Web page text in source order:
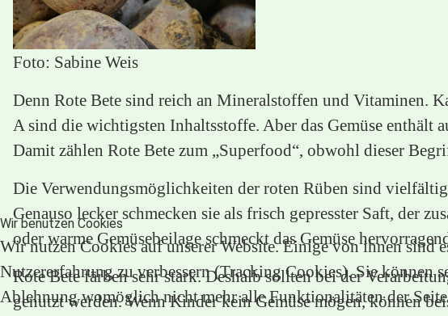
Foto: Sabine Weis
Denn Rote Bete sind reich an Mineralstoffen und Vitaminen.
A sind die wichtigsten Inhaltsstoffe. Aber das Gemüse
Damit zählen Rote Bete zum „Superfood“, obwohl dieser
Die Verwendungsmöglichkeiten der roten Rüben sind
Genauso lecker schmecken sie als frisch gepresster Saft, der
oder warme Gemüsebeilage schmeckt das Gemüse
Rote Bete färben sehr stark. Deshalb sollten bei der
genutzt werden. Wenn Kinder kein Gemüse mögen, können
Wir benutzen Cookies
Wir nutzen Cookies auf unserer Website. Einige von ihnen sind
Nutzererfahrung zu verbessern (Tracking Cookies). Sie können
Ablehnung womöglich nicht mehr alle Funktionalitäten der